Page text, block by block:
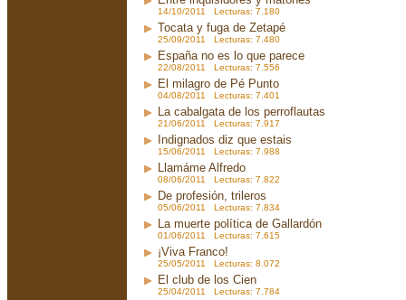
14/10/2011 Lecturas: 7.180
Tocata y fuga de Zetapé
25/09/2011 Lecturas: 7.480
España no es lo que parece
22/08/2011 Lecturas: 7.556
El milagro de Pé Punto
04/08/2011 Lecturas: 7.401
La cabalgata de los perroflautas
21/06/2011 Lecturas: 7.917
Indignados diz que estais
15/06/2011 Lecturas: 7.988
Llamáme Alfredo
08/06/2011 Lecturas: 7.822
De profesión, trileros
05/06/2011 Lecturas: 7.834
La muerte política de Gallardón
01/06/2011 Lecturas: 7.615
¡Viva Franco!
25/05/2011 Lecturas: 8.072
El club de los Cien
25/04/2011 Lecturas: 7.784